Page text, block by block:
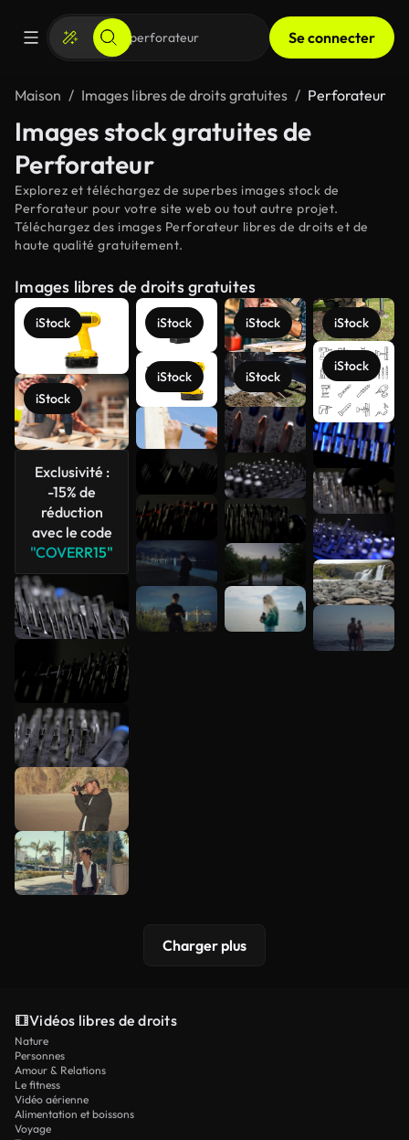
Se connecter
Maison Images libres de droits gratuites Perforateur
Images stock gratuites de
Perforateur
Explorez et téléchargez de superbes images stock de
Perforateur pour votre site web ou tout autre projet.
Téléchargez des images Perforateur libres de droits et de
haute qualité gratuitement.
Images libres de droits gratuites
iStock
iStock
Exclusivité :
-15% de
réduction
avec le code
"COVERR15"
iStock
iStock
iStock
iStock
iStock
iStock
Voir plus
Charger plus
Vidéos libres de droits
Nature
Personnes
Amour & Relations
Le fitness
Vidéo aérienne
Alimentation et boissons
Voyage